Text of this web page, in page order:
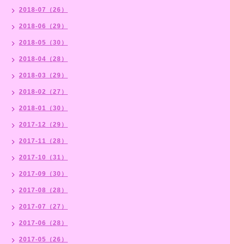
2018-07（26）
2018-06（29）
2018-05（30）
2018-04（28）
2018-03（29）
2018-02（27）
2018-01（30）
2017-12（29）
2017-11（28）
2017-10（31）
2017-09（30）
2017-08（28）
2017-07（27）
2017-06（28）
2017-05（26）